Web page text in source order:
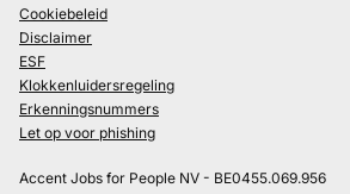
Cookiebeleid
Disclaimer
ESF
Klokkenluidersregeling
Erkenningsnummers
Let op voor phishing
Accent Jobs for People NV - BE0455.069.956